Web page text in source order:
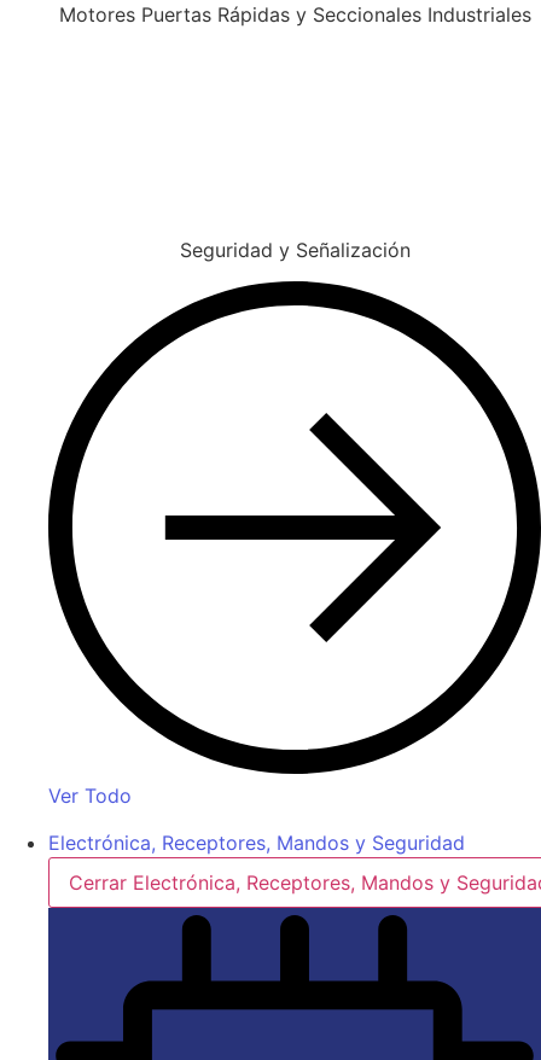
Motores Puertas Rápidas y Seccionales Industriales
Seguridad y Señalización
Ver Todo
Electrónica, Receptores, Mandos y Seguridad
Cerrar Electrónica, Receptores, Mandos y